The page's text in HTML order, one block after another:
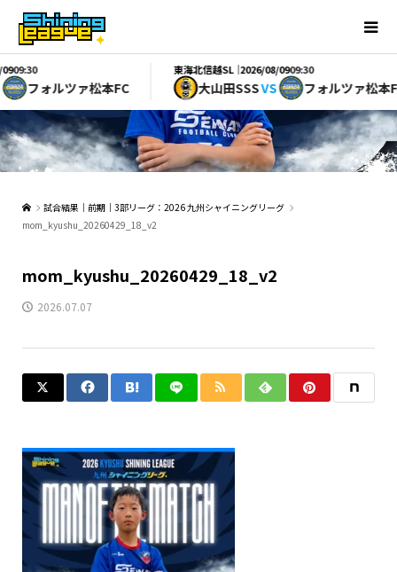
ルツァ松本FC
東海北信越SL｜2026/08/0909:30
大山田SSSVS フォルツァ松本FC
試合結果｜前期｜3部リーグ：2026 九州シャイニングリーグ
mom_kyushu_20260429_18_v2
mom_kyushu_20260429_18_v2
2026.07.07